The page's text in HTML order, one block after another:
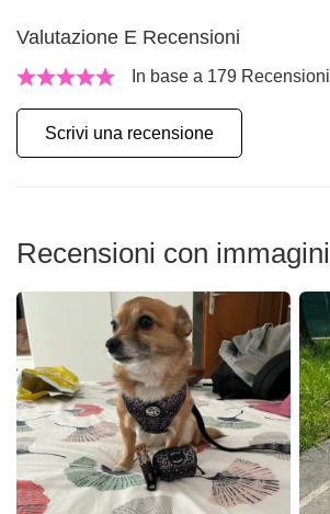
Valutazione E Recensioni
In base a 179 Recensioni
Scrivi una recensione
Recensioni con immagini